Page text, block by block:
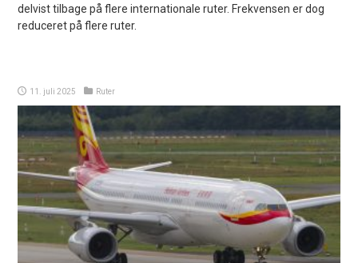
delvist tilbage på flere internationale ruter. Frekvensen er dog
reduceret på flere ruter.
11. juli 2025 Ruter